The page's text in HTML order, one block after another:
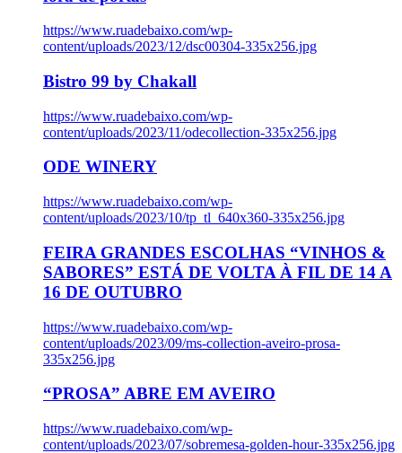
https://www.ruadebaixo.com/wp-
content/uploads/2023/12/dsc00304-335x256.jpg
Bistro 99 by Chakall
https://www.ruadebaixo.com/wp-
content/uploads/2023/11/odecollection-335x256.jpg
ODE WINERY
https://www.ruadebaixo.com/wp-
content/uploads/2023/10/tp_tl_640x360-335x256.jpg
FEIRA GRANDES ESCOLHAS “VINHOS &
SABORES” ESTÁ DE VOLTA À FIL DE 14 A
16 DE OUTUBRO
https://www.ruadebaixo.com/wp-
content/uploads/2023/09/ms-collection-aveiro-prosa-
335x256.jpg
“PROSA” ABRE EM AVEIRO
https://www.ruadebaixo.com/wp-
content/uploads/2023/07/sobremesa-golden-hour-335x256.jpg